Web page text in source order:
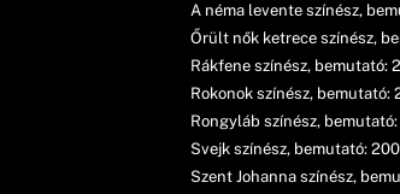
A néma levente színész,
Őrült nők ketrece színész,
Rákfene színész, bemutató:
Rokonok színész, bemutató:
Rongyláb színész,
Svejk színész, bemutató:
Szent Johanna színész,